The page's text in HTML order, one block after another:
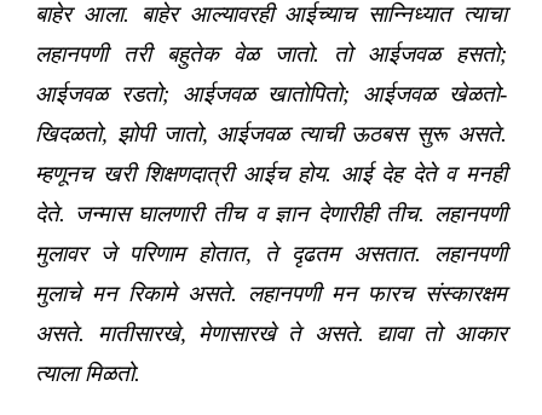
बाहेर आला. बाहेर आल्यावरही आईच्याच सान्निध्यात त्याचा
लहानपणी तरी बहुतेक वेळ जातो. तो आईजवळ हसतो;
आईजवळ रडतो; आईजवळ खातोपितो; आईजवळ खेळतो-
खिदळतो, झोपी जातो, आईजवळ त्याची ऊठबस सुरू असते.
म्हणूनच खरी शिक्षणदात्री आईच होय. आई देह देते व मनही
देते. जन्मास घालणारी तीच व ज्ञान देणारीही तीच. लहानपणी
मुलावर जे परिणाम होतात, ते दृढतम असतात. लहानपणी
मुलाचे मन रिकामे असते. लहानपणी मन फारच संस्कारक्षम
असते. मातीसारखे, मेणासारखे ते असते. द्यावा तो आकार
त्याला मिळतो.